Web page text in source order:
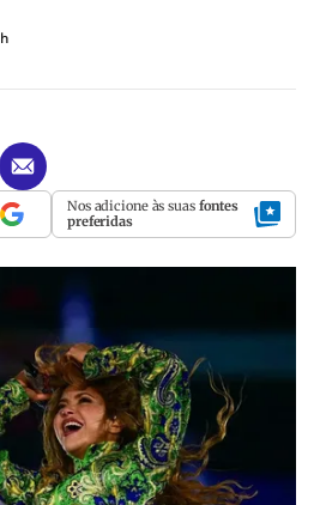
Nos adicione às suas fontes
preferidas